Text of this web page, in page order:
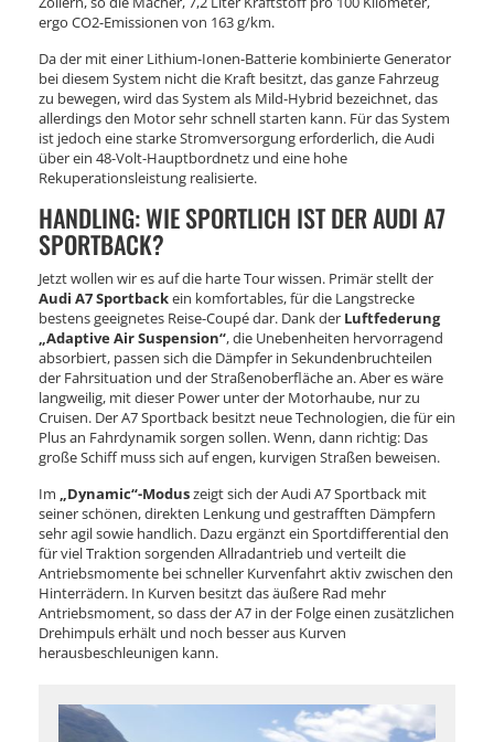
ergo CO2-Emissionen von 163 g/km.
Da der mit einer Lithium-Ionen-Batterie kombinierte Generator
bei diesem System nicht die Kraft besitzt, das ganze Fahrzeug
zu bewegen, wird das System als Mild-Hybrid bezeichnet, das
allerdings den Motor sehr schnell starten kann. Für das System
ist jedoch eine starke Stromversorgung erforderlich, die Audi
über ein 48-Volt-Hauptbordnetz und eine hohe
Rekuperationsleistung realisierte.
HANDLING: WIE SPORTLICH IST DER AUDI A7
SPORTBACK?
Jetzt wollen wir es auf die harte Tour wissen. Primär stellt der
Audi A7 Sportbackein komfortables, für die Langstrecke
bestens geeignetes Reise-Coupé dar. Dank der Luftfederung
„Adaptive Air Suspension“, die Unebenheiten hervorragend
absorbiert, passen sich die Dämpfer in Sekundenbruchteilen
der Fahrsituation und der Straßenoberfläche an. Aber es wäre
langweilig, mit dieser Power unter der Motorhaube, nur zu
Cruisen. Der A7 Sportback besitzt neue Technologien, die für ein
Plus an Fahrdynamik sorgen sollen. Wenn, dann richtig: Das
große Schiff muss sich auf engen, kurvigen Straßen beweisen.
Im „Dynamic“-Moduszeigt sich der Audi A7 Sportback mit
seiner schönen, direkten Lenkung und gestrafften Dämpfern
sehr agil sowie handlich. Dazu ergänzt ein Sportdifferential den
für viel Traktion sorgenden Allradantrieb und verteilt die
Antriebsmomente bei schneller Kurvenfahrt aktiv zwischen den
Hinterrädern. In Kurven besitzt das äußere Rad mehr
Antriebsmoment, so dass der A7 in der Folge einen zusätzlichen
Drehimpuls erhält und noch besser aus Kurven
herausbeschleunigen kann.